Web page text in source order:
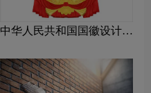
中华人民共和国国徽设计含